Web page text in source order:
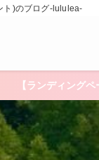
ト)のブログ-lululea-
【ランディング